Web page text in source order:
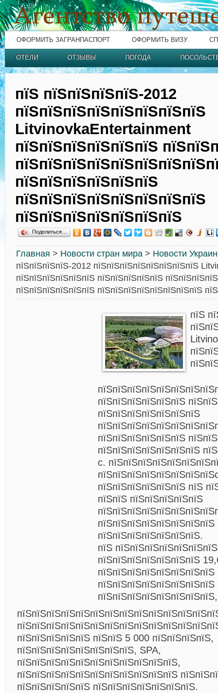
ОФОРМИТЬ ЗАГРАНПАСПОРТ ОФОРМИТЬ ВИЗУ
ОТЕЛИ ОТЗЫВЫ ПОГОДА
пїЅ пїЅпїЅпїЅпїЅ-2012
пїЅпїЅпїЅпїЅпїЅпїЅпїЅпїЅ
LitvinovkaEntertainment
пїЅпїЅпїЅпїЅпїЅпїЅ
пїЅпїЅпїЅпїЅпїЅпїЅ
пїЅпїЅпїЅпїЅпїЅпїЅпїЅпїЅ
пїЅпїЅпїЅпїЅпїЅпїЅпїЅ
Поделиться…
Главная > Новости стран мира > Новости
пїЅпїЅпїЅпїЅ-2012 пїЅпїЅпїЅпїЅпїЅпїЅпїЅпїЅ
пїЅпїЅпїЅпїЅпїЅпїЅ пїЅпїЅпїЅпїЅпїЅ
пїЅпїЅпїЅпїЅпїЅпїЅ пїЅпїЅпїЅпїЅпїЅпїЅпїЅпїЅ
пїЅ
пїЅпїЅпїЅпїЅпїЅпїЅ
пїЅпїЅпїЅпїЅпїЅпїЅпїЅ
пїЅпїЅпїЅпїЅпїЅпїЅ
пїЅпїЅпїЅпїЅпїЅпїЅпїЅ
c.
пїЅпїЅпїЅпїЅпїЅпїЅ пїЅ
пїЅпїЅ пїЅпїЅпїЅпїЅпїЅ
пїЅпїЅпїЅпїЅпїЅпїЅпїЅпїЅ
пїЅпїЅпїЅпїЅпїЅпїЅпїЅ.
пїЅ
пїЅпїЅпїЅпїЅпїЅпїЅпїЅ
пїЅпїЅпїЅпїЅпїЅпїЅпїЅпїЅ
пїЅпїЅпїЅпїЅпїЅпїЅпїЅпїЅ
пїЅпїЅпїЅпїЅпїЅпїЅпїЅпїЅ,
пїЅпїЅпїЅпїЅпїЅ пїЅпїЅ 5 000 пїЅпїЅпїЅпїЅ,
пїЅпїЅпїЅпїЅпїЅпїЅпїЅпїЅ, SPA,
пїЅпїЅпїЅпїЅпїЅпїЅпїЅпїЅпїЅпїЅпїЅ,
пїЅпїЅпїЅпїЅпїЅпїЅпїЅпїЅпїЅпїЅпїЅ
пїЅпїЅпїЅпїЅпїЅ пїЅпїЅпїЅпїЅпїЅпїЅпїЅ.